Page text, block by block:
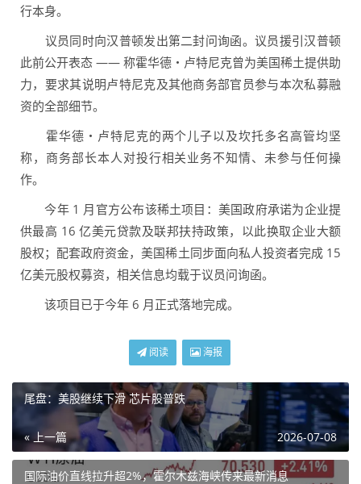
行本身。
议员同时向汉普顿发出第二封问询函。议员援引汉普顿
此前公开表态 —— 称霍华德・卢特尼克曾为美国稀土提供助
力，要求其说明卢特尼克及其他商务部官员参与本次私募融
资的全部细节。
霍华德・卢特尼克的两个儿子以及坎托多名高管均坚
称，商务部长本人对投行相关业务不知情、未参与任何操
作。
今年 1 月官方公布该稀土项目：美国政府承诺为企业提
供最高 16 亿美元贷款及联邦扶持政策，以此换取企业大额
股权；配套政府资金，美国稀土同步面向私人投资者完成 15
亿美元股权募资，相关信息均载于议员问询函。
该项目已于今年 6 月正式落地完成。
阅读 海报
尾盘：美股继续下滑 芯片股普跌
« 上一篇 2026-07-08
国际油价直线拉升超2%，霍尔木兹海峡传来最新消息